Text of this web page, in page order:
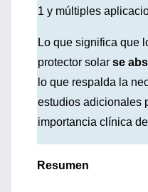
1 y múltiples
Lo que significa que
protector solar se
lo que respalda la
estudios adicionales
importancia clínica
Resumen